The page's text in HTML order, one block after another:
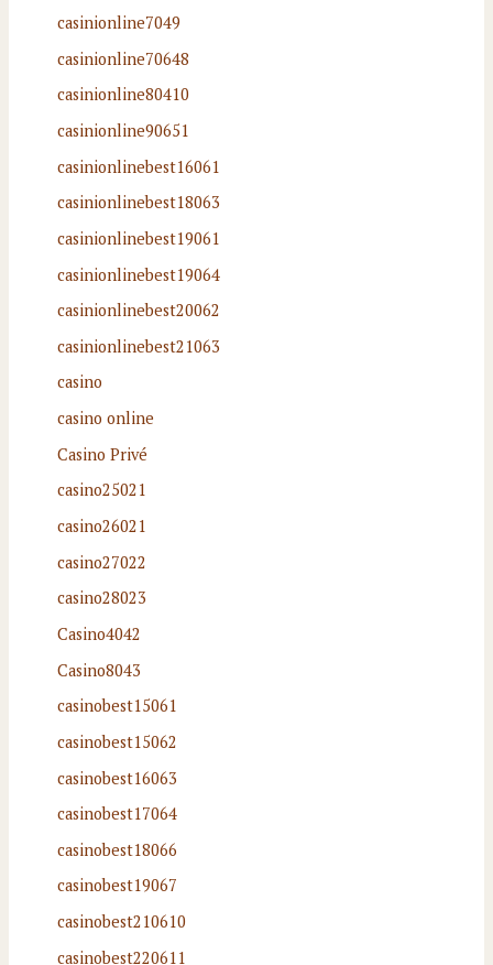
casinionline7049
casinionline70648
casinionline80410
casinionline90651
casinionlinebest16061
casinionlinebest18063
casinionlinebest19061
casinionlinebest19064
casinionlinebest20062
casinionlinebest21063
casino
casino online
Casino Privé
casino25021
casino26021
casino27022
casino28023
Casino4042
Casino8043
casinobest15061
casinobest15062
casinobest16063
casinobest17064
casinobest18066
casinobest19067
casinobest210610
casinobest220611